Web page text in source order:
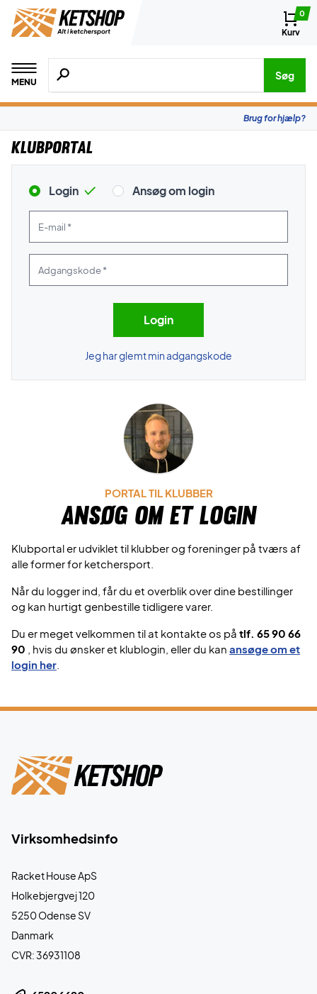
0
Kurv
MENU
Søg efter produkter, mærker etc.
Søg
Brug for hjælp?
Klubportal
Login Ansøg om login
Jeg har glemt min adgangskode
PORTAL TIL KLUBBER
Ansøg om et login
Klubportal er udviklet til klubber og foreninger på tværs af
alle former for ketchersport.
Når du logger ind, får du et overblik over dine bestillinger
og kan hurtigt genbestille tidligere varer.
Du er meget velkommen til at kontakte os på tlf. 65 90 66
90
, hvis du ønsker et klublogin, eller du kan ansøge om et
login her
Virksomhedsinfo
Racket House ApS
Holkebjergvej 120
5250 Odense SV
Danmark
CVR: 36931108